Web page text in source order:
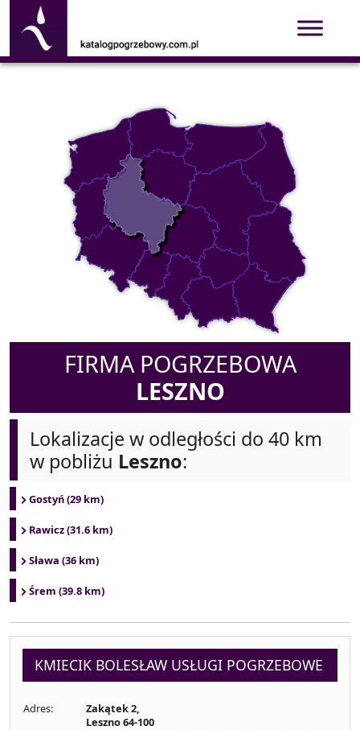
FIRMA POGRZEBOWA
LESZNO
Lokalizacje w odległości do 40 km
w pobliżu Leszno:
Gostyń (29 km)
Rawicz (31.6 km)
Sława (36 km)
Śrem (39.8 km)
KMIECIK BOLESŁAW USŁUGI POGRZEBOWE
Adres:
Zakątek 2,
Leszno 64-100